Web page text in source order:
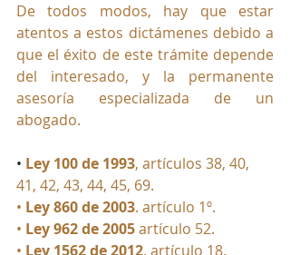
De todos modos, hay que estar
atentos a estos dictámenes debido a
que el éxito de este trámite depende
del interesado, y la permanente
asesoría especializada de un
abogado.
• Ley 100 de 1993, artículos 38, 40,
41, 42, 43, 44, 45, 69.
• Ley 860 de 2003. artículo 1º.
• Ley 962 de 2005artículo 52.
• Ley 1562 de 2012, artículo 18.